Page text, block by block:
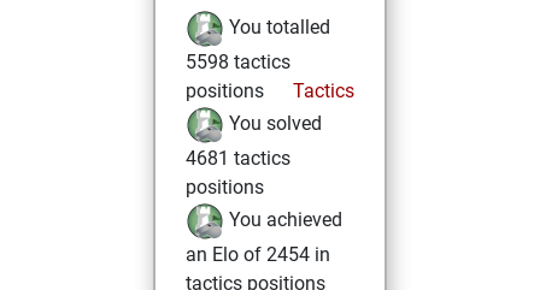
You totalled
5598 tactics
positions
Tactics
You solved
4681 tactics
positions
You achieved
an Elo of 2454 in
tactics positions